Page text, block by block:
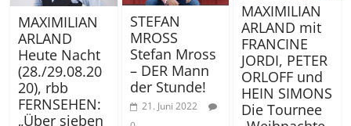
MAXIMILIAN
ARLAND
Heute Nacht
(28./29.08.20
20), rbb
FERNSEHEN:
„Über sieben
STEFAN
MROSS
Stefan Mross
– DER Mann
der Stunde!
21. Juni 2022
MAXIMILIAN
ARLAND mit
FRANCINE
JORDI, PETER
ORLOFF und
HEIN SIMONS
Die Tournee